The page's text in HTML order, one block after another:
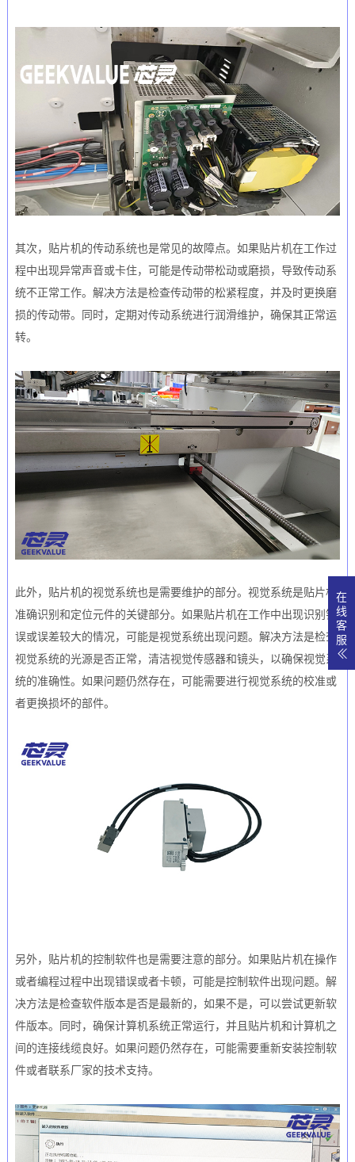
其次，贴片机的传动系统也是常见的故障点。如果贴片机在工作过
程中出现异常声音或卡住，可能是传动带松动或磨损，导致传动系
统不正常工作。解决方法是检查传动带的松紧程度，并及时更换磨
损的传动带。同时，定期对传动系统进行润滑维护，确保其正常运
转。
此外，贴片机的视觉系统也是需要维护的部分。视觉系统是贴片机
准确识别和定位元件的关键部分。如果贴片机在工作中出现识别错
误或误差较大的情况，可能是视觉系统出现问题。解决方法是检查
视觉系统的光源是否正常，清洁视觉传感器和镜头，以确保视觉系
统的准确性。如果问题仍然存在，可能需要进行视觉系统的校准或
者更换损坏的部件。
另外，贴片机的控制软件也是需要注意的部分。如果贴片机在操作
或者编程过程中出现错误或者卡顿，可能是控制软件出现问题。解
决方法是检查软件版本是否是最新的，如果不是，可以尝试更新软
件版本。同时，确保计算机系统正常运行，并且贴片机和计算机之
间的连接线缆良好。如果问题仍然存在，可能需要重新安装控制软
件或者联系厂家的技术支持。
在
线
客
服